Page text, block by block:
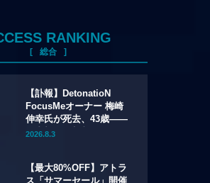
RANKING
総合
【訃報】DetonatioN
FocusMeオーナー 梅崎
伸幸氏が死去、43歳——
国内初の給与制eスポーツ
2026.8.3
【最大80%OFF】アトラ
ス「サマーセール」開催